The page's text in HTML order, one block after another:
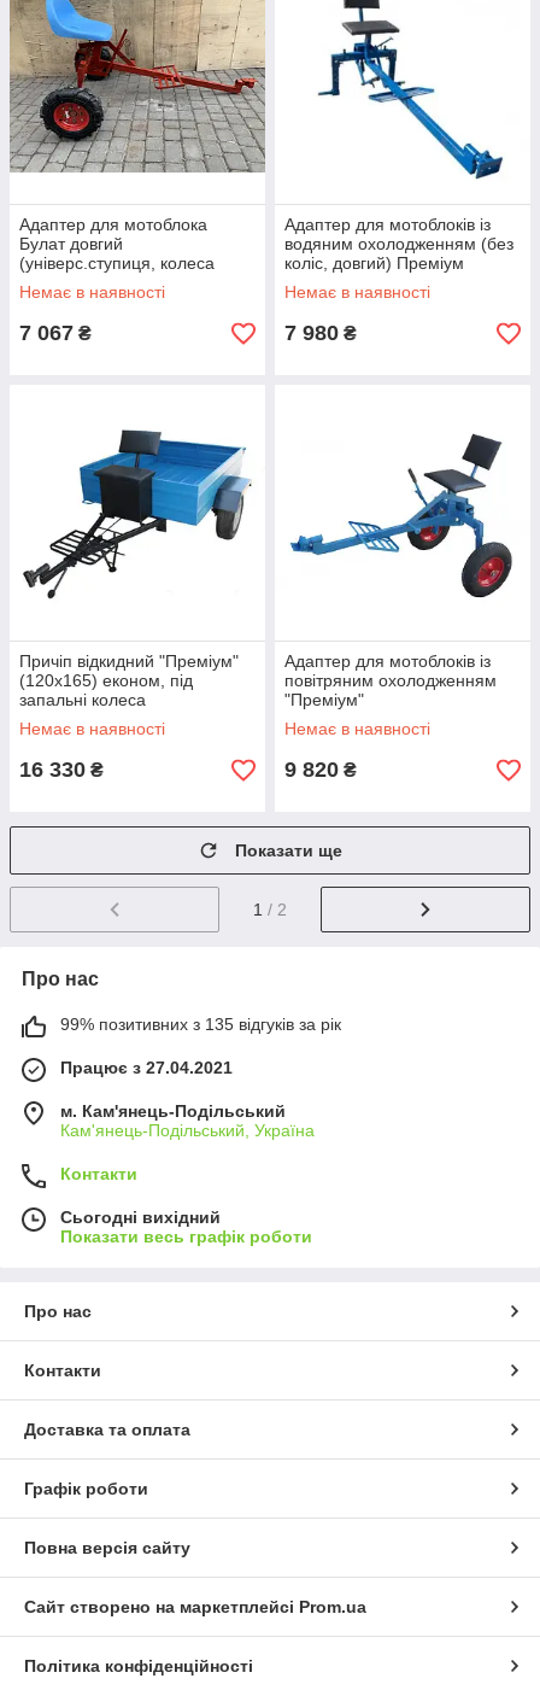
Адаптер для мотоблока
Булат довгий
(універс.ступиця, колеса
4,00-8)
Немає в наявності
7 067 ₴
Адаптер для мотоблоків із
водяним охолодженням (без
коліс, довгий) Преміум
Немає в наявності
7 980 ₴
Причіп відкидний "Преміум"
(120х165) економ, під
запальні колеса
Немає в наявності
16 330 ₴
Адаптер для мотоблоків із
повітряним охолодженням
"Преміум"
Немає в наявності
9 820 ₴
Показати ще
1 / 2
Про нас
99% позитивних з 135 відгуків за рік
Працює з 27.04.2021
м. Кам'янець-Подільський
Кам'янець-Подільський, Україна
Контакти
Сьогодні вихідний
Показати весь графік роботи
Про нас
Контакти
Доставка та оплата
Графік роботи
Повна версія сайту
Сайт створено на маркетплейсі Prom.ua
Політика конфіденційності